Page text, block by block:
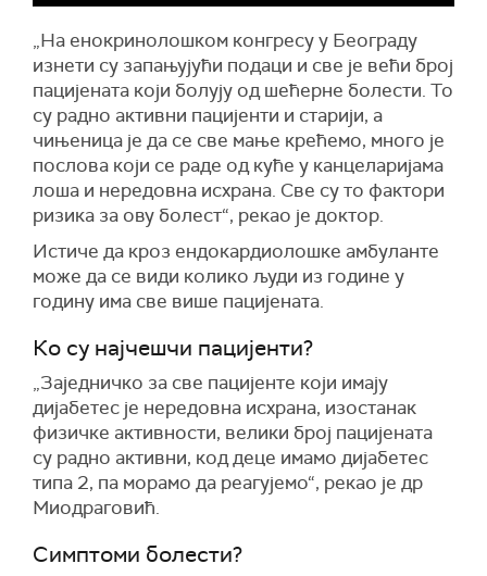
„На енокринолошком конгресу у Београду
изнети су запањујући подаци и све је већи број
пацијената који болују од шећерне болести. То
су радно активни пацијенти и старији, а
чињеница је да се све мање крећемо, много је
послова који се раде од куће у канцеларијама
лоша и нередовна исхрана. Све су то фактори
ризика за ову болест“, рекао је доктор.
Истиче да кроз ендокардиолошке амбуланте
може да се види колико људи из године у
годину има све више пацијената.
Ко су најчешчи пацијенти?
„Заједничко за све пацијенте који имају
дијабетес је нередовна исхрана, изостанак
физичке активности, велики број пацијената
су радно активни, код деце имамо дијабетес
типа 2, па морамо да реагујемо“, рекао је др
Миодраговић.
Симптоми болести?